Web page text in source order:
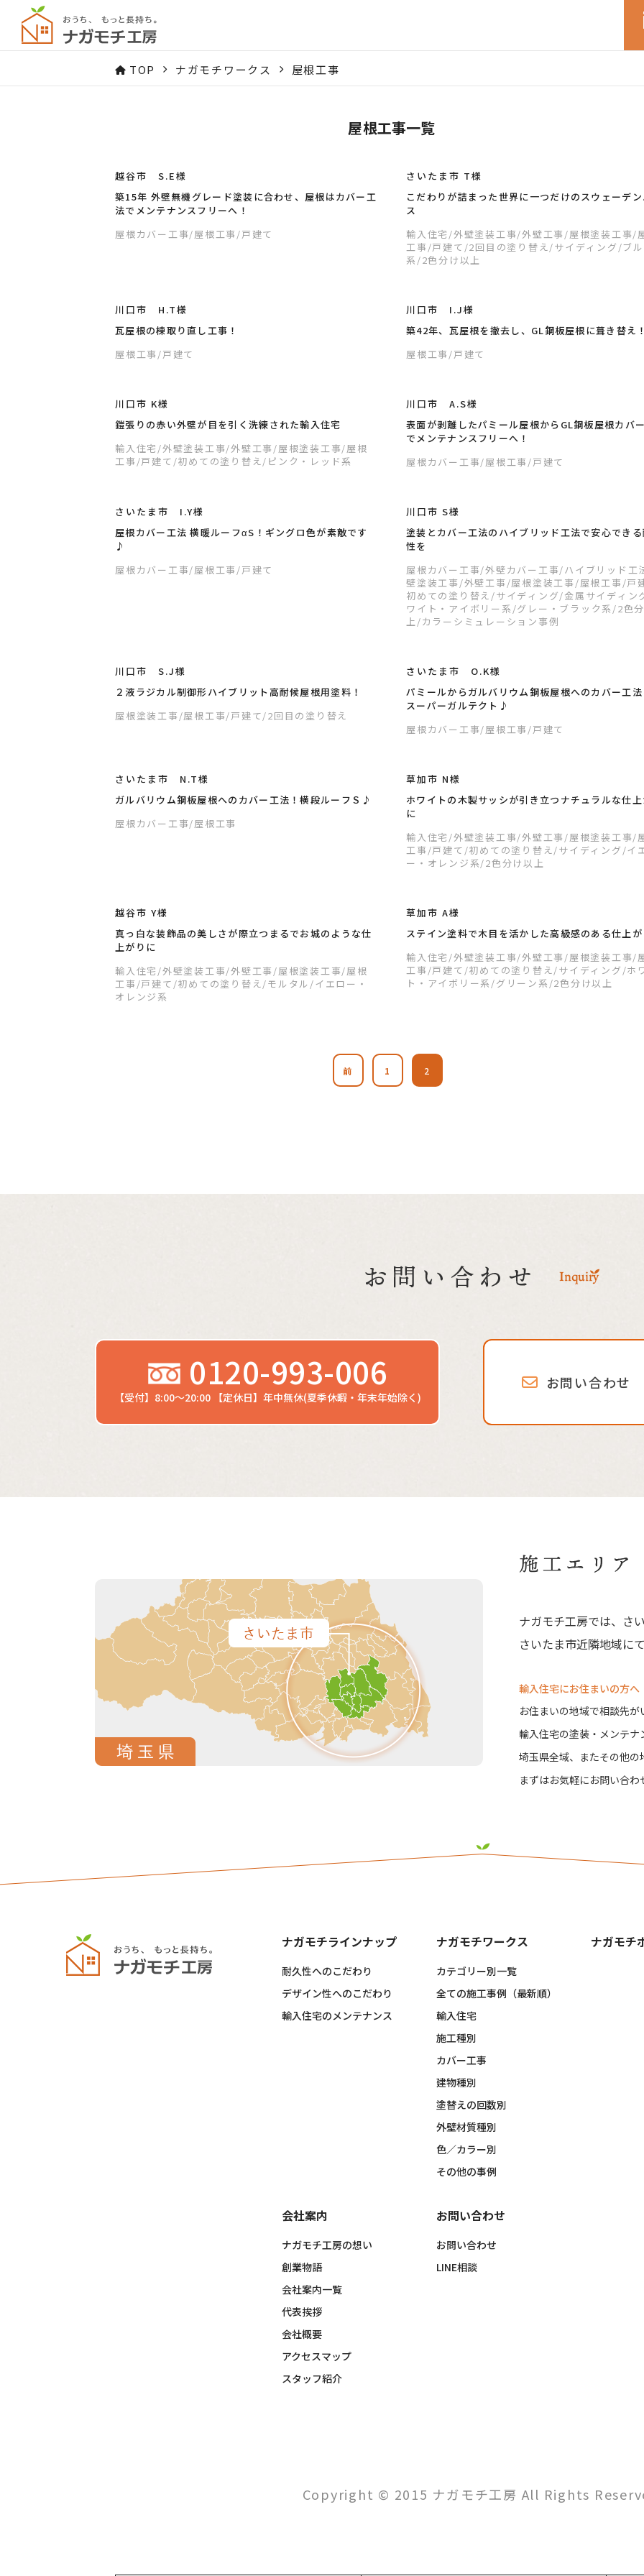
TOP ナガモチワークス 屋根工事
屋根工事一覧
越谷市 S.E様
築15年 外壁無機グレード塗装に合わせ、屋根はカバー工
法でメンテナンスフリーへ！
屋根カバー工事/屋根工事 /戸建て
さいたま市 T様
こだわりが詰まった世界に一つだけのスウェーデ
ス
輸入住宅 /外壁塗装工事/外壁工事 /屋根塗装工事/
工事 /戸建て /2回目の塗り替え/サイディング /ブ
系 /2色分け以上
川口市 H.T様
瓦屋根の棟取り直し工事！
屋根工事 /戸建て
川口市 I.J様
築42年、瓦屋根を撤去し、GL鋼板屋根に葺き替え
屋根工事 /戸建て
川口市 K様
鎧張りの赤い外壁が目を引く洗練された輸入住宅
輸入住宅 /外壁塗装工事/外壁工事 /屋根塗装工事/屋根
工事 /戸建て /初めての塗り替え/ピンク・レッド系
川口市 A.S様
表面が剥離したパミール屋根からGL鋼板屋根カバ
でメンテナンスフリーへ！
屋根カバー工事/屋根工事 /戸建て
さいたま市 I.Y様
屋根カバー工法 横暖ルーフαS！ギングロ色が素敵です
♪
屋根カバー工事/屋根工事 /戸建て
川口市 S様
塗装とカバー工法のハイブリッド工法で安心でき
性を
屋根カバー工事/外壁カバー工事/ハイブリッド工
壁塗装工事 /外壁工事 /屋根塗装工事 /屋根工事 /戸
初めての塗り替え /サイディング/金属サイディン
ワイト・アイボリー系 /グレー・ブラック系 /2色
上/カラーシミュレーション事例
川口市 S.J様
２液ラジカル制御形ハイブリット高耐候屋根用塗料！
屋根塗装工事 /屋根工事/戸建て/2回目の塗り替え
さいたま市 O.K様
パミールからガルバリウム鋼板屋根へのカバー工
スーパーガルテクト♪
屋根カバー工事/屋根工事 /戸建て
さいたま市 N.T様
ガルバリウム鋼板屋根へのカバー工法！横段ルーフＳ♪
屋根カバー工事/屋根工事
草加市 N様
ホワイトの木製サッシが引き立つナチュラルな仕
に
輸入住宅 /外壁塗装工事/外壁工事 /屋根塗装工事/
工事 /戸建て /初めての塗り替え/サイディング /イ
ー・オレンジ系/2色分け以上
越谷市 Y様
真っ白な装飾品の美しさが際立つまるでお城のような仕
上がりに
輸入住宅 /外壁塗装工事/外壁工事 /屋根塗装工事/屋根
工事 /戸建て /初めての塗り替え/モルタル /イエロー・
オレンジ系
草加市 A様
ステイン塗料で木目を活かした高級感のある仕上
輸入住宅 /外壁塗装工事/外壁工事 /屋根塗装工事/
工事 /戸建て /初めての塗り替え/サイディング /ホ
ト・アイボリー系 /グリーン系 /2色分け以上
前 1 2
0120-993-006
【受付】8:00～20:00 【定休日】年中無休(夏季休暇・年末年始除く)
お問い合わせ
ナガモチ工房では、さ
さいたま市近隣地域に
輸入住宅にお住まいの方へ
お住まいの地域で相談先
輸入住宅の塗装・メンテ
埼玉県全域、またその他
まずはお気軽にお問い合わ
ナガモチラインナップ
耐久性へのこだわり
デザイン性へのこだわり
輸入住宅のメンテナンス
ナガモチワークス
カテゴリー別一覧
全ての施工事例（最新順）
輸入住宅
施工種別
カバー工事
建物種別
塗替えの回数別
外壁材質種別
色／カラー別
その他の事例
ナガモチ
会社案内
ナガモチ工房の想い
創業物語
会社案内一覧
代表挨拶
会社概要
アクセスマップ
スタッフ紹介
お問い合わせ
お問い合わせ
LINE相談
Copyright © 2015 ナガモチ工房 All Rights